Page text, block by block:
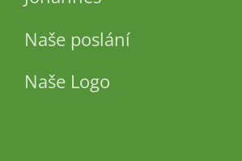
Naše poslání
Naše Logo